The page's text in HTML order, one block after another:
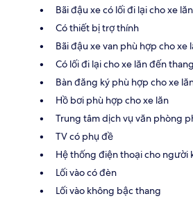
Bãi đậu xe có lối đi lại cho xe lăn
Có thiết bị trợ thính
Bãi đậu xe van phù hợp cho xe
Có lối đi lại cho xe lăn đến
Bàn đăng ký phù hợp cho xe
Hồ bơi phù hợp cho xe lăn
Trung tâm dịch vụ văn phòng
TV có phụ đề
Hệ thống điện thoại cho người
Lối vào có đèn
Lối vào không bậc thang